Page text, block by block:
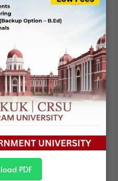
हद तक विधायिका की सुदृढ़ता पर
को सशक्त करना, विमर्श की
को पुनर्स्थापित करना
है।
Readings
Indian Constitution:
Law
to the Constitution of
PDF